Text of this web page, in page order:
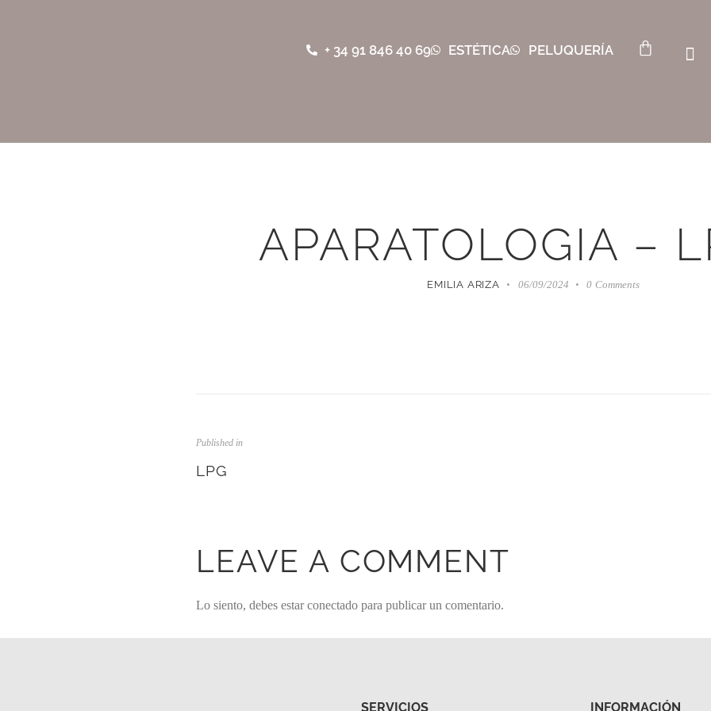
+ 34 91 846 40 69 ESTÉTICA PELUQUERÍA
APARATOLOGIA –
EMILIA ARIZA 06/09/2024 0 Comments
Published in
LPG
LEAVE A COMMENT
Lo siento, debes estarconectado para publicar un comentario.
SERVICIOS INFORMACIÓN